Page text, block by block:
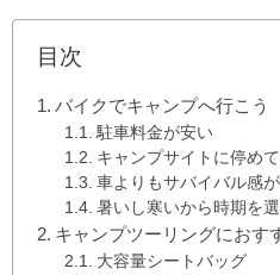
目次
バイクでキャンプへ行こう
駐車料金が安い
キャンプサイトに停め
車よりもサバイバル感
暑いし寒いから時期を
キャンプツーリングにおす
大容量シートバッグ